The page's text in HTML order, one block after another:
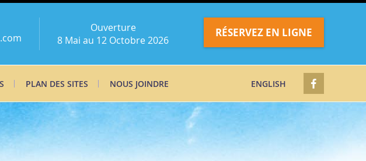
RÉSERVEZ EN LIGNE
Ouverture
8 Mai au 12 Octobre 2026
PLAN DES SITES NOUS JOINDRE ENGLISH